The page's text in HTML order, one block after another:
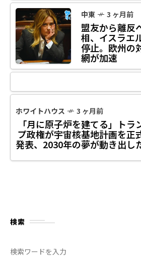
中東 3 ヶ月前
盟友から離
相、イスラエ
停止。欧州の
網が加速
ホワイトハウス 3 ヶ月前
「月に原子炉を建てる」トラ
プ政権が宇宙核基地計画を正
発表、2030年の夢が動き出し
検索